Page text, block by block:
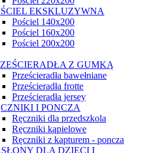
EKSKLUZYWNA
Pościel 140x200
Pościel 160x200
Pościel 200x200
Z GUMKĄ
Prześcieradła bawełniane
Prześcieradła frotte
Prześcieradła jersey
I PONCZA
Ręczniki dla przedszkola
Ręczniki kąpielowe
Ręczniki z kapturem - poncza
DLA DZIECI I